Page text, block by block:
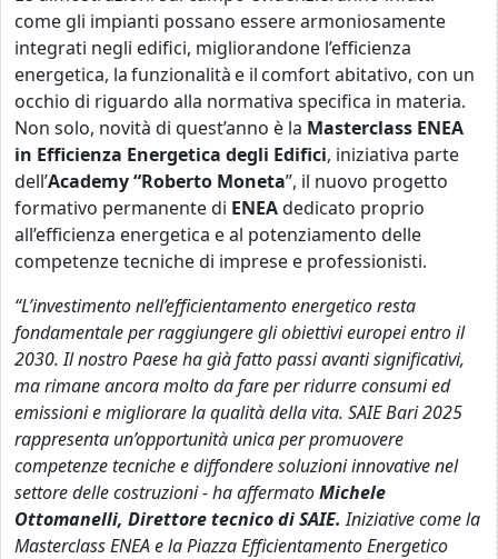
come gli impianti possano essere armoniosamente
integrati negli edifici, migliorandone l’efficienza
energetica, lafunzionalità e il comfort abitativo, con un
occhio di riguardo alla normativa specifica in materia.
Non solo, novità di quest’anno è la Masterclass ENEA
in Efficienza Energetica degli Edifici, iniziativa parte
dell’Academy “Roberto Moneta”, il nuovo progetto
formativo permanente di ENEAdedicato proprio
all’efficienza energetica e al potenziamento delle
competenze tecniche di imprese e professionisti.
“L’investimento nell’efficientamento energetico resta
fondamentale per raggiungere gli obiettivi europei entro il
2030. Il nostro Paese ha già fatto passi avanti significativi,
ma rimane ancora molto da fare per ridurre consumi ed
emissioni e migliorare la qualità della vita. SAIE Bari 2025
rappresenta un’opportunità unica per promuovere
competenze tecniche e diffondere soluzioni innovative nel
settore delle costruzioni - ha affermatoMichele
Ottomanelli, Direttore tecnico di SAIE. Iniziative come la
Masterclass ENEA e la Piazza Efficientamento Energetico